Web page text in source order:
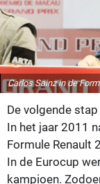
Carlos Sainz in de
De volgende
In het jaar 2011
Formule Renault
In de Eurocup
kampioen.